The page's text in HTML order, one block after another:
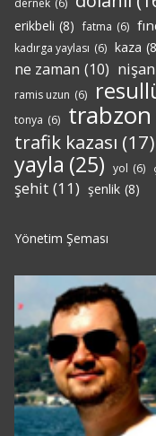
dernek (6)
erikbeli (8) fatma (6)
kadırga yaylası (6) kaza
ne zaman (10) nişan
ramis uzun (6)
tonya (6) trabzon
trafik kazası (17)
yayla (25) yol (6)
şehit (11) şenlik (8)
Yönetim Şeması